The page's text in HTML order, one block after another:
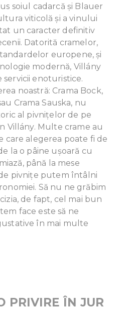
soiul cadarcă și Blauer
viticolă și a vinului
un caracter definitiv
Datorită cramelor,
europene, și
modernă, Villány
enoturistice.
noastră: Crama Bock,
Crama Sauska, nu
al pivnițelor de pe
Villány. Multe crame au
care alegerea poate fi de
la o pâine ușoară cu
până la mese
pivnițe putem întâlni
Să nu ne grăbim
de fapt, cel mai bun
face este să ne
în mai multe
PRIVIRE ÎN JUR